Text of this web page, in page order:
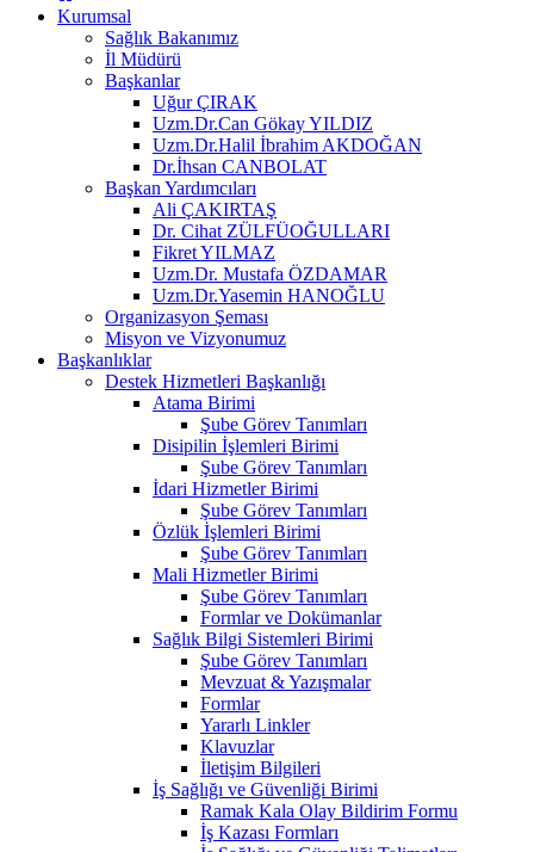
Kurumsal
Sağlık Bakanımız
İl Müdürü
Başkanlar
Uğur ÇIRAK
Uzm.Dr.Can Gökay YILDIZ
Uzm.Dr.Halil İbrahim AKDOĞAN
Dr.İhsan CANBOLAT
Başkan Yardımcıları
Ali ÇAKIRTAŞ
Dr. Cihat ZÜLFÜOĞULLARI
Fikret YILMAZ
Uzm.Dr. Mustafa ÖZDAMAR
Uzm.Dr.Yasemin HANOĞLU
Organizasyon Şeması
Misyon ve Vizyonumuz
Başkanlıklar
Destek Hizmetleri Başkanlığı
Atama Birimi
Şube Görev Tanımları
Disipilin İşlemleri Birimi
Şube Görev Tanımları
İdari Hizmetler Birimi
Şube Görev Tanımları
Özlük İşlemleri Birimi
Şube Görev Tanımları
Mali Hizmetler Birimi
Şube Görev Tanımları
Formlar ve Dokümanlar
Sağlık Bilgi Sistemleri Birimi
Şube Görev Tanımları
Mevzuat & Yazışmalar
Formlar
Yararlı Linkler
Klavuzlar
İletişim Bilgileri
İş Sağlığı ve Güvenliği Birimi
Ramak Kala Olay Bildirim Formu
İş Kazası Formları